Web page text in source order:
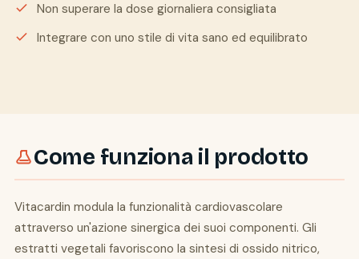
Non superare la dose giornaliera consigliata
Integrare con uno stile di vita sano ed equilibrato
Come funziona il prodotto
Vitacardin modula la funzionalità cardiovascolare
attraverso un'azione sinergica dei suoi componenti. Gli
estratti vegetali favoriscono la sintesi di ossido nitrico,